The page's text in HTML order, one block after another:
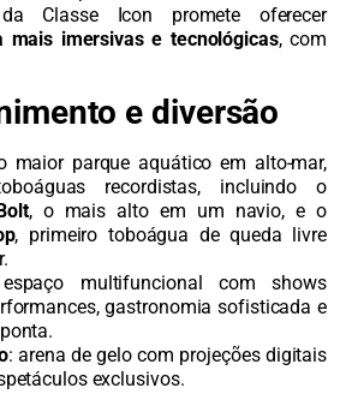
Classe Icon promete oferecer
mais imersivas e tecnológicas, com
e diversão
maior parque aquático em alto-mar,
recordistas, incluindo o
, o mais alto em um navio, e o
, primeiro toboágua de queda livre
multifuncional com shows
gastronomia sofisticada e
: arena de gelo com projeções digitais
exclusivos.